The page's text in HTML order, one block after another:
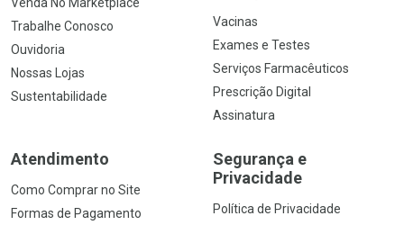
Trabalhe Conosco
Ouvidoria
Nossas Lojas
Sustentabilidade
Vacinas
Exames e Testes
Serviços Farmacêuticos
Prescrição Digital
Assinatura
Atendimento
Como Comprar no Site
Formas de Pagamento
Segurança e
Privacidade
Política de Privacidade